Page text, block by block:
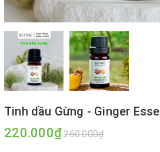
Tinh dầu Gừng - Ginger
220.000₫260.000₫